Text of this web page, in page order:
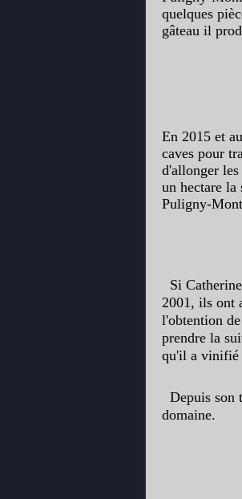
quelques
gâteau il
En 2015 et
caves pour
d'allonger
un hectare la
Puligny-
Si
2001, ils ont
l'obtention
prendre la
qu'il a vinifié
Depuis son
domaine.